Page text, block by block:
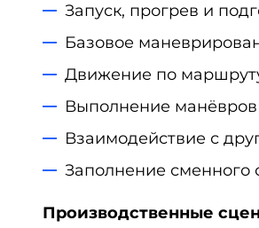
Запуск, прогрев и
Базовое
Движение по
Выполнение манёвров
Взаимодействие с
Заполнение сменного
Производственные